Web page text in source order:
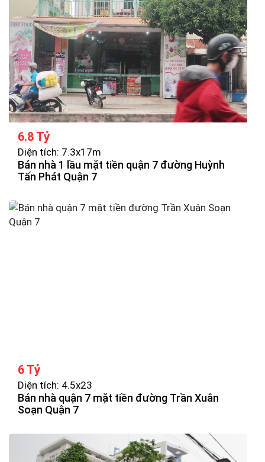
6.8 Tỷ
Diện tích: 7.3x17m
Bán nhà 1 lầu mặt tiền quận 7 đường Huỳnh
Tấn Phát Quận 7
6 Tỷ
Diện tích: 4.5x23
Bán nhà quận 7 mặt tiền đường Trần Xuân
Soạn Quận 7